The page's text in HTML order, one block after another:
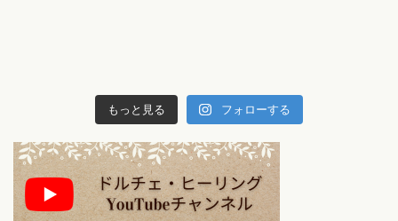
もっと見る フォローする